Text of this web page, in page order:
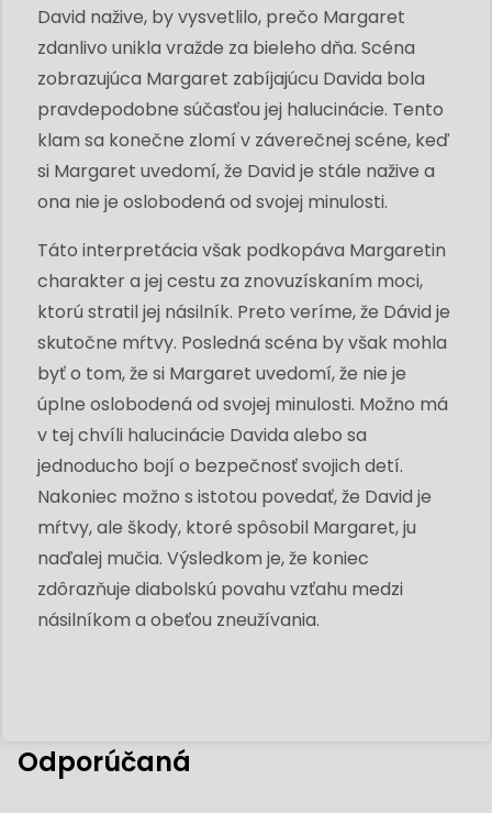
David nažive, by vysvetlilo, prečo Margaret
zdanlivo unikla vražde za bieleho dňa. Scéna
zobrazujúca Margaret zabíjajúcu Davida bola
pravdepodobne súčasťou jej halucinácie. Tento
klam sa konečne zlomí v záverečnej scéne, keď
si Margaret uvedomí, že David je stále nažive a
ona nie je oslobodená od svojej minulosti.
Táto interpretácia však podkopáva Margaretin
charakter a jej cestu za znovuzískaním moci,
ktorú stratil jej násilník. Preto veríme, že Dávid je
skutočne mŕtvy. Posledná scéna by však mohla
byť o tom, že si Margaret uvedomí, že nie je
úplne oslobodená od svojej minulosti. Možno má
v tej chvíli halucinácie Davida alebo sa
jednoducho bojí o bezpečnosť svojich detí.
Nakoniec možno s istotou povedať, že David je
mŕtvy, ale škody, ktoré spôsobil Margaret, ju
naďalej mučia. Výsledkom je, že koniec
zdôrazňuje diabolskú povahu vzťahu medzi
násilníkom a obeťou zneužívania.
Odporúčaná